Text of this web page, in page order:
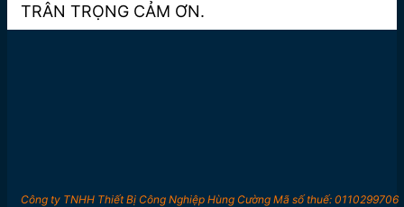
TRÂN TRỌNG CẢM ƠN.
Công ty TNHH Thiết Bị Công Nghiệp Hùng Cường Mã số thuế: 0110299706